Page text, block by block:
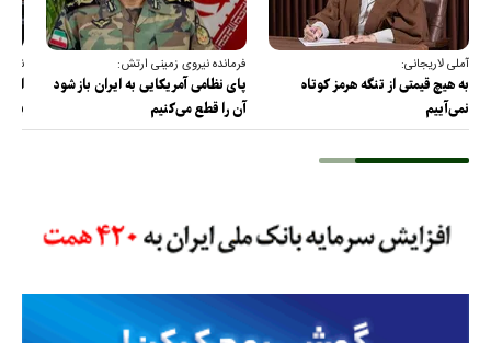
آملی لاریجانی:
به هیچ قیمتی از تنگه هرمز کوتاه
نمی‌آییم
فرمانده نیروی زمینی ارتش:
پای نظامی آمریکایی به ایران باز شود
آن را قطع می‌کنیم
از